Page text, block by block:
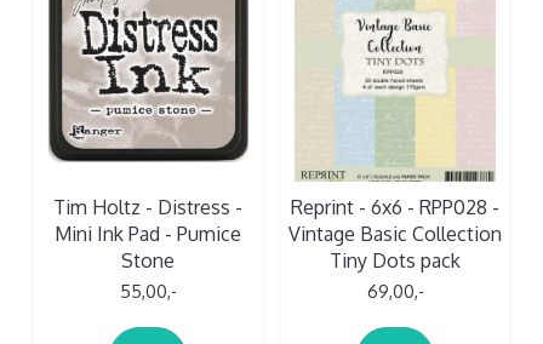
Tim Holtz - Distress -
Mini Ink Pad - Pumice
Stone
55,00,-
Reprint - 6x6 - RPP028 -
Vintage Basic Collection
Tiny Dots pack
69,00,-